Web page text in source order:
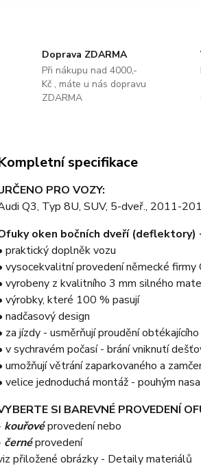
Doprava ZDARMA
Při nákupu nad 4000,-
Kč , máte u nás dopravu
ZDARMA
specifikace
PRO VOZY:
Q3, Typ 8U, SUV, 5-dveř., 2011-
oken bočních dveří (deflektory)
praktický doplněk vozu
vysocekvalitní provedení německé firmy
vyrobeny z kvalitního 3 mm silného
výrobky, které 100 % pasují
nadčasový design
za jízdy - usměrňují proudění
v sychravém počasí - brání vniknutí
umožňují větrání zaparkovaného a
velice jednoduchá montáž - pouhým
SI BAREVNÉ PROVEDENÍ
kouřovéprovedení nebo
černéprovedení
přiložené obrázky - Detaily materiálů